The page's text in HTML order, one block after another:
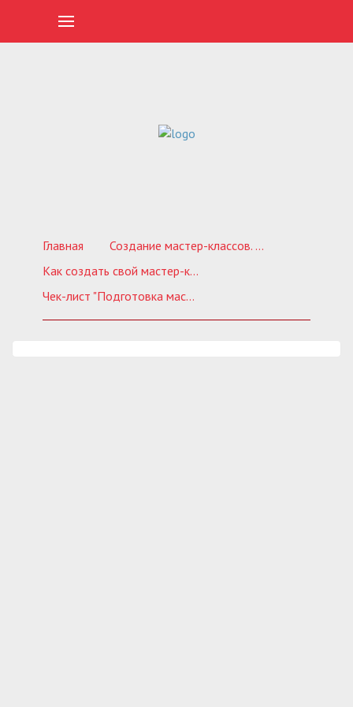
Главная
Создание мастер-классов. Обучающие курсы
Как создать свой мастер-класс в видео формате
Чек-лист "Подготовка мастер-класса к публикации в каталоге подарков"